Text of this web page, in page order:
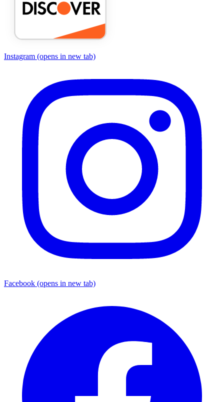
Instagram (opens in new tab)
Facebook (opens in new tab)